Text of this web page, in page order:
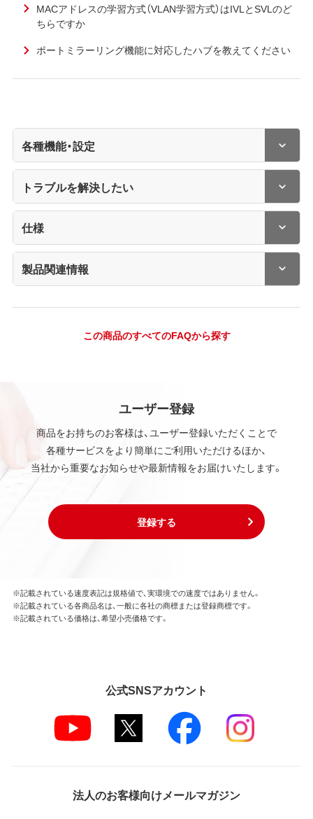
MACアドレスの学習方式（VLAN学習方式）はIVLとSVLのど
ちらですか
ポートミラーリング機能に対応したハブを教えてください
各種機能・設定
トラブルを解決したい
仕様
製品関連情報
この商品のすべてのFAQから探す
ユーザー登録
商品をお持ちのお客様は、ユーザー登録いただくことで
各種サービスをより簡単にご利用いただけるほか、
当社から重要なお知らせや最新情報をお届けいたします。
登録する
※記載されている速度表記は規格値で、実環境での速度ではありません。
※記載されている各商品名は、一般に各社の商標または登録商標です。
※記載されている価格は、希望小売価格です。
公式SNSアカウント
法人のお客様向けメールマガジン